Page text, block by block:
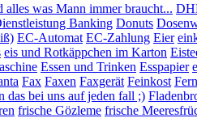
was Mann immer braucht...
Banking Donuts
EC-Automat EC-Zahlung Eier
eis und Rotkäppchen im Karton
Essen und Trinken Esspapier
Fax Faxen Faxgerät Feinkost
das bei uns auf jeden fall ;)
frische Gözleme frische